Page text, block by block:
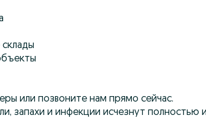
или позвоните нам прямо сейчас.
запахи и инфекции исчезнут полностью